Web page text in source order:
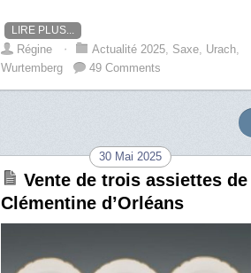
LIRE PLUS...
Régine ⋅ Actualité 2025, Saxe, Urach,
Wurtemberg
49 Comments
30 Mai 2025
Vente de trois assiettes de
Clémentine d’Orléans